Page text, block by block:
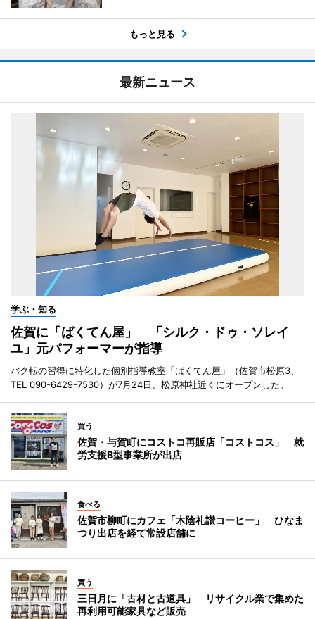
もっと見る
最新ニュース
学ぶ・知る
佐賀に「ばくてん屋」 「シルク・ドゥ・ソレイ
ユ」元パフォーマーが指導
バク転の習得に特化した個別指導教室「ばくてん屋」（佐賀市松原3、
TEL 090-6429-7530）が7月24日、松原神社近くにオープンした。
買う
佐賀・与賀町にコストコ再販店「コストコス」 就
労支援B型事業所が出店
食べる
佐賀市柳町にカフェ「木陰礼讃コーヒー」 ひなま
つり出店を経て常設店舗に
買う
三日月に「古材と古道具」 リサイクル業で集めた
再利用可能家具など販売